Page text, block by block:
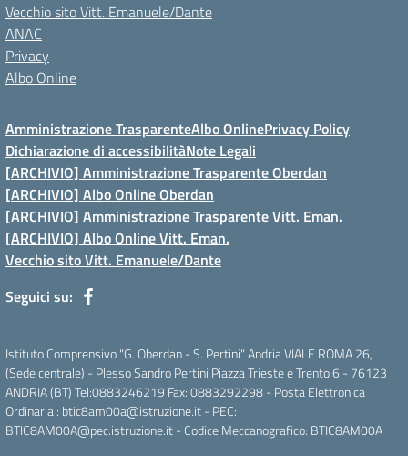
Vecchio sito Vitt. Emanuele/Dante
ANAC
Privacy
Albo Online
Amministrazione TrasparenteAlbo OnlinePrivacy Policy
Dichiarazione di accessibilitàNote Legali
[ARCHIVIO] Amministrazione Trasparente Oberdan
[ARCHIVIO] Albo Online Oberdan
[ARCHIVIO] Amministrazione Trasparente Vitt. Eman.
[ARCHIVIO] Albo Online Vitt. Eman.
Vecchio sito Vitt. Emanuele/Dante
Seguici su:
Istituto Comprensivo "G. Oberdan - S. Pertini" Andria VIALE ROMA 26,
(Sede centrale) - Plesso Sandro Pertini Piazza Trieste e Trento 6 - 76123
ANDRIA (BT) Tel:0883246219 Fax: 0883292298 - Posta Elettronica
Ordinaria : btic8am00a@istruzione.it - PEC:
BTIC8AM00A@pec.istruzione.it - Codice Meccanografico: BTIC8AM00A